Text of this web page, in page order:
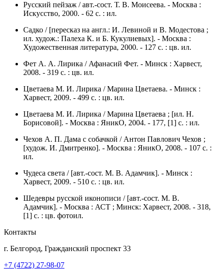
Русский пейзаж / авт.-сост. Т. В. Моисеева. - Москва :
Искусство, 2000. - 62 с. : ил.
Садко / [пересказ на англ.: И. Левиной и В. Модестова ;
ил. худож.: Палеха К. и Б. Кукулиевых]. - Москва :
Художественная литература, 2000. - 127 с. : цв. ил.
Фет А. А. Лирика / Афанасий Фет. - Минск : Харвест,
2008. - 319 с. : цв. ил.
Цветаева М. И. Лирика / Марина Цветаева. - Минск :
Харвест, 2009. - 499 с. : цв. ил.
Цветаева М. И. Лирика / Марина Цветаева ; [ил. Н.
Борисовой]. - Москва : ЯникО, 2004. - 177, [1] с. : ил.
Чехов А. П. Дама с собачкой / Антон Павлович Чехов ;
[худож. И. Дмитренко]. - Москва : ЯникО, 2008. - 107 с. :
ил.
Чудеса света / [авт.-сост. М. В. Адамчик]. - Минск :
Харвест, 2009. - 510 с. : цв. ил.
Шедевры русской иконописи / [авт.-сост. М. В.
Адамчик]. - Москва : АСТ ; Минск: Харвест, 2008. - 318,
[1] с. : цв. фотоил.
Контакты
г. Белгород, Гражданский проспект 33
+7 (4722) 27-98-07